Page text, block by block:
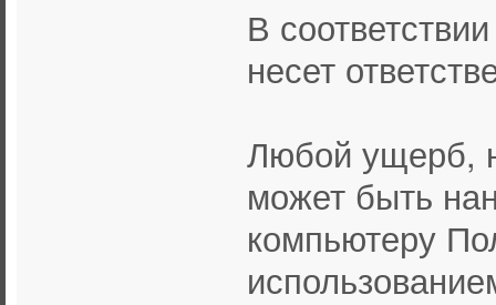
В
несет
Любой ущерб,
может быть
компьютеру